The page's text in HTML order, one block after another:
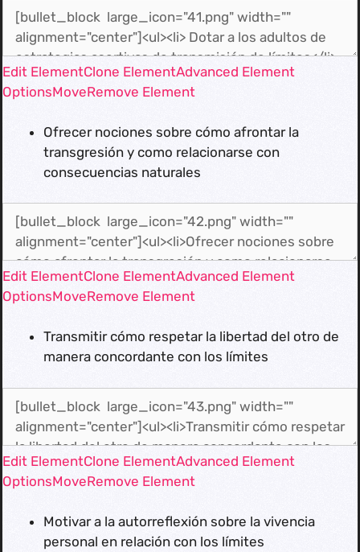
Edit ElementClone ElementAdvanced Element
OptionsMoveRemove Element
Ofrecer nociones sobre cómo afrontar la
transgresión y como relacionarse con
consecuencias naturales
Edit ElementClone ElementAdvanced Element
OptionsMoveRemove Element
Transmitir cómo respetar la libertad del otro de
manera concordante con los límites
Edit ElementClone ElementAdvanced Element
OptionsMoveRemove Element
Motivar a la autorreflexión sobre la vivencia
personal en relación con los límites